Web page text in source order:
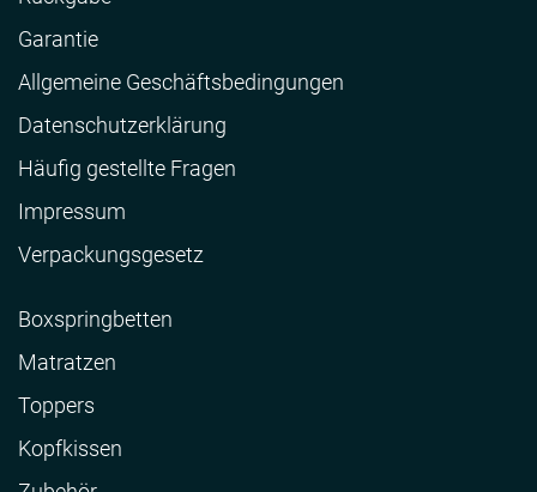
Garantie
Allgemeine Geschäftsbedingungen
Datenschutzerklärung
Häufig gestellte Fragen
Impressum
Verpackungsgesetz
Boxspringbetten
Matratzen
Toppers
Kopfkissen